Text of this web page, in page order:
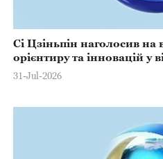
Сі Цзіньпін наголосив на
орієнтиру та інновацій у
31-Jul-2026